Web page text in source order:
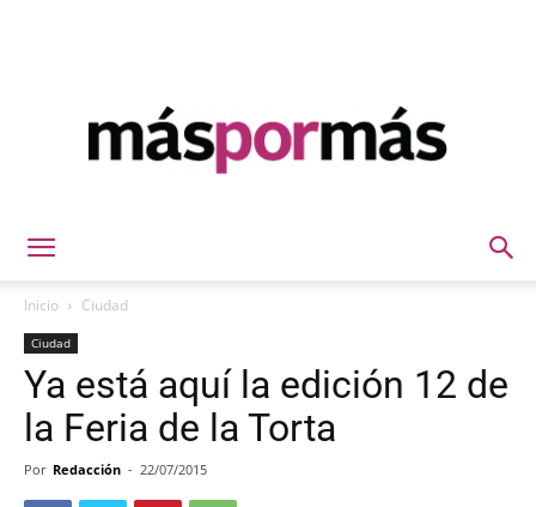
Inicio Ciudad
Ciudad
Ya está aquí la edición 12 de
la Feria de la Torta
Por Redacción - 22/07/2015